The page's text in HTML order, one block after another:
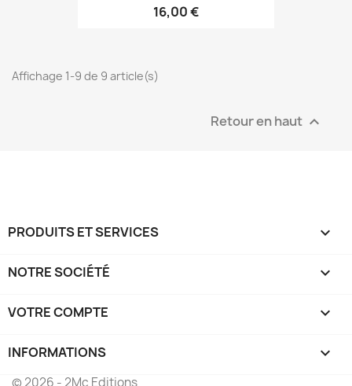
16,00 €
Affichage 1-9 de 9 article(s)
Retour en haut 
PRODUITS ET SERVICES 
NOTRE SOCIÉTÉ 
VOTRE COMPTE 
INFORMATIONS keyboard_arrow_down